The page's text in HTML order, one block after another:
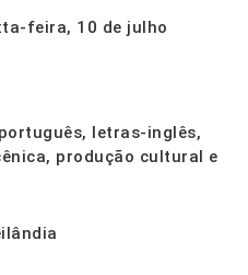
feira, 10 de julho
letras-inglês,
produção cultural e